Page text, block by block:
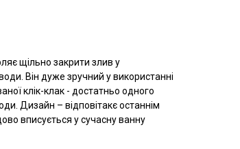
щільно закрити злив у
Він дуже зручний у використанні
клік-клак - достатньо одного
Дизайн – відповітакє останнім
вписується у сучасну ванну